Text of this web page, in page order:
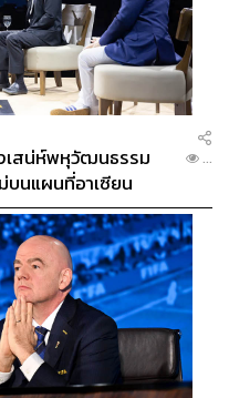
เสน่ห์พหุวัฒนธรรม
บนแผนที่อาเซียน
...